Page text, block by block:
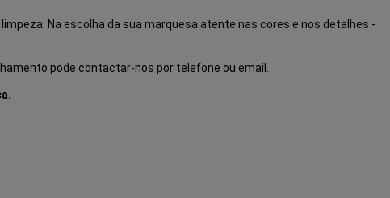
Na escolha da sua marquesa atente nas cores e nos detalhes -
pode contactar-nos por telefone ou email.